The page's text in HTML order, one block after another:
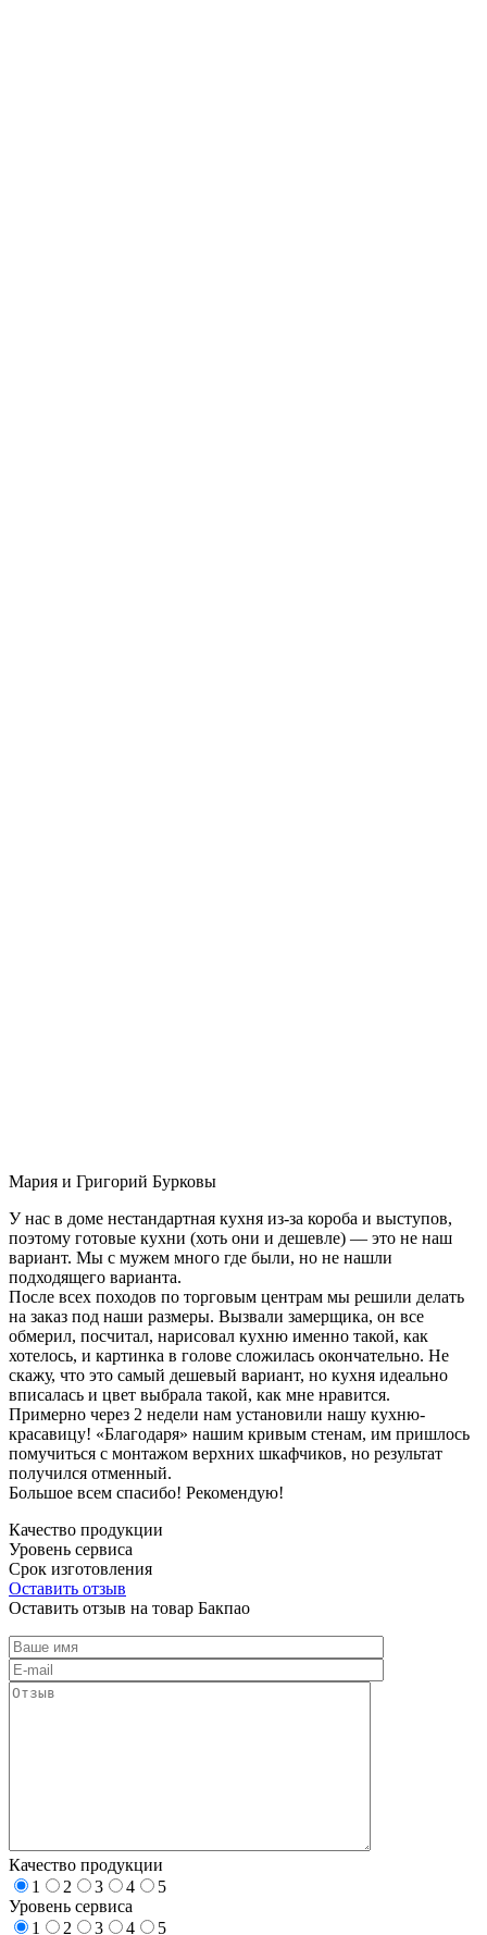
Мария и Григорий Бурковы
У нас в доме нестандартная кухня из-за короба и выступов,
поэтому готовые кухни (хоть они и дешевле) — это не наш
вариант. Мы с мужем много где были, но не нашли
подходящего варианта.
После всех походов по торговым центрам мы решили делать
на заказ под наши размеры. Вызвали замерщика, он все
обмерил, посчитал, нарисовал кухню именно такой, как
хотелось, и картинка в голове сложилась окончательно. Не
скажу, что это самый дешевый вариант, но кухня идеально
вписалась и цвет выбрала такой, как мне нравится.
Примерно через 2 недели нам установили нашу кухню-
красавицу! «Благодаря» нашим кривым стенам, им пришлось
помучиться с монтажом верхних шкафчиков, но результат
получился отменный.
Большое всем спасибо! Рекомендую!
Качество продукции
Уровень сервиса
Срок изготовления
Оставить отзыв
Оставить отзыв на товар Бакпао
Качество продукции
1
2 3 4
5
Уровень сервиса
1
2 3 4 5